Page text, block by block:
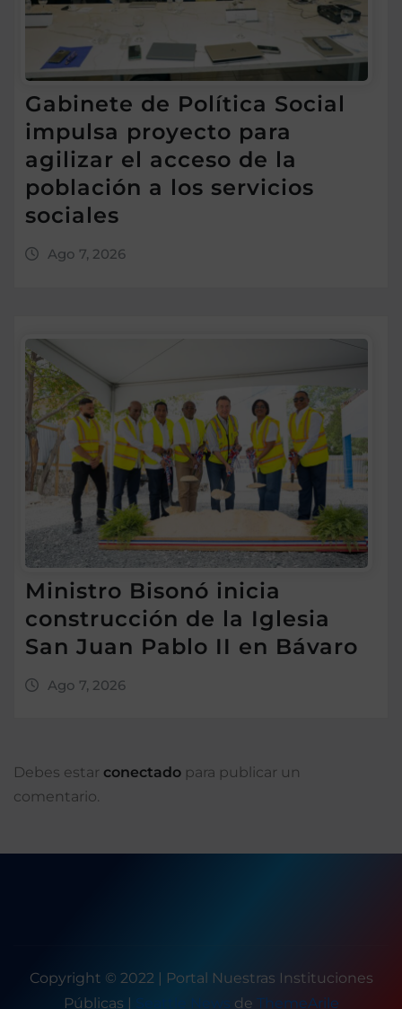
Gabinete de Política Social
impulsa proyecto para
agilizar el acceso de la
población a los servicios
sociales
Ago 7, 2026
Ministro Bisonó inicia
construcción de la Iglesia
San Juan Pablo II en Bávaro
Ago 7, 2026
Debes estar conectado para publicar un
comentario.
Copyright © 2022 | Portal Nuestras Instituciones
Públicas | Seattle News de ThemeArile